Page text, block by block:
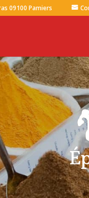
09100 Pamiers